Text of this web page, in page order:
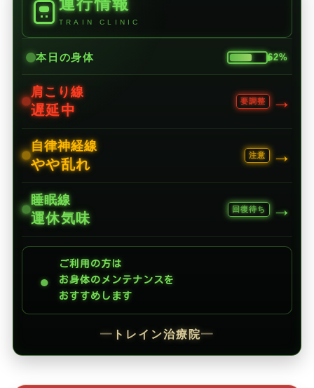
TRAIN CLINIC
本日の身体 62%
肩こり線
遅延中
要調整 →
自律神経線
やや乱れ
注意 →
睡眠線
運休気味
回復待ち →
●
ご利用の方は
お身体のメンテナンスを
おすすめします
━ トレイン治療院━